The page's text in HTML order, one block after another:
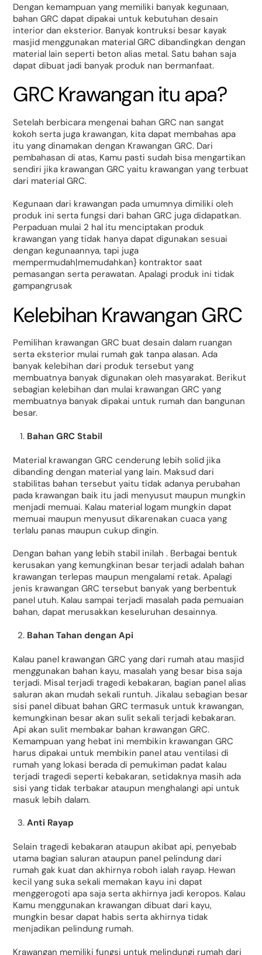
Dengan kemampuan yang memiliki banyak kegunaan,
bahan GRC dapat dipakai untuk kebutuhan desain
interior dan eksterior. Banyak kontruksi besar kayak
masjid menggunakan material GRC dibandingkan dengan
material lain seperti beton alias metal. Satu bahan saja
dapat dibuat jadi banyak produk nan bermanfaat.
GRC Krawangan itu apa?
Setelah berbicara mengenai bahan GRC nan sangat
kokoh serta juga krawangan, kita dapat membahas apa
itu yang dinamakan dengan Krawangan GRC. Dari
pembahasan di atas, Kamu pasti sudah bisa mengartikan
sendiri jika krawangan GRC yaitu krawangan yang terbuat
dari material GRC.
Kegunaan dari krawangan pada umumnya dimiliki oleh
produk ini serta fungsi dari bahan GRC juga didapatkan.
Perpaduan mulai 2 hal itu menciptakan produk
krawangan yang tidak hanya dapat digunakan sesuai
dengan kegunaannya, tapi juga
mempermudah|memudahkan} kontraktor saat
pemasangan serta perawatan. Apalagi produk ini tidak
gampangrusak
Kelebihan Krawangan GRC
Pemilihan krawangan GRC buat desain dalam ruangan
serta eksterior mulai rumah gak tanpa alasan. Ada
banyak kelebihan dari produk tersebut yang
membuatnya banyak digunakan oleh masyarakat. Berikut
sebagian kelebihan dan mulai krawangan GRC yang
membuatnya banyak dipakai untuk rumah dan bangunan
besar.
Bahan GRC Stabil
Material krawangan GRC cenderung lebih solid jika
dibanding dengan material yang lain. Maksud dari
stabilitas bahan tersebut yaitu tidak adanya perubahan
pada krawangan baik itu jadi menyusut maupun mungkin
menjadi memuai. Kalau material logam mungkin dapat
memuai maupun menyusut dikarenakan cuaca yang
terlalu panas maupun cukup dingin.
Dengan bahan yang lebih stabil inilah . Berbagai bentuk
kerusakan yang kemungkinan besar terjadi adalah bahan
krawangan terlepas maupun mengalami retak. Apalagi
jenis krawangan GRC tersebut banyak yang berbentuk
panel utuh. Kalau sampai terjadi masalah pada pemuaian
bahan, dapat merusakkan keseluruhan desainnya.
Bahan Tahan dengan Api
Kalau panel krawangan GRC yang dari rumah atau masjid
menggunakan bahan kayu, masalah yang besar bisa saja
terjadi. Misal terjadi tragedi kebakaran, bagian panel alias
saluran akan mudah sekali runtuh. Jikalau sebagian besar
sisi panel dibuat bahan GRC termasuk untuk krawangan,
kemungkinan besar akan sulit sekali terjadi kebakaran.
Api akan sulit membakar bahan krawangan GRC.
Kemampuan yang hebat ini membikin krawangan GRC
harus dipakai untuk membikin panel atau ventilasi di
rumah yang lokasi berada di pemukiman padat kalau
terjadi tragedi seperti kebakaran, setidaknya masih ada
sisi yang tidak terbakar ataupun menghalangi api untuk
masuk lebih dalam.
Anti Rayap
Selain tragedi kebakaran ataupun akibat api, penyebab
utama bagian saluran ataupun panel pelindung dari
rumah gak kuat dan akhirnya roboh ialah rayap. Hewan
kecil yang suka sekali memakan kayu ini dapat
menggerogoti apa saja serta akhirnya jadi keropos. Kalau
Kamu menggunakan krawangan dibuat dari kayu,
mungkin besar dapat habis serta akhirnya tidak
menjadikan pelindung rumah.
Krawangan memiliki fungsi untuk melindungi rumah dari